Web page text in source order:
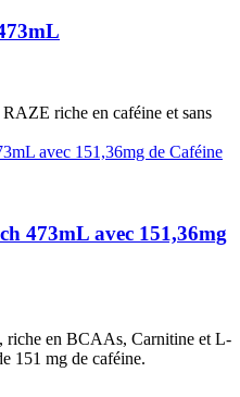
riche en caféine et sans
473mL avec 151,36mg
riche en BCAAs, Carnitine et L-
151 mg de caféine.